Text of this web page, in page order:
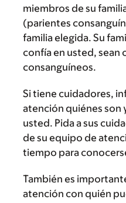
miembros de su
(parientes
familia elegida. Su
confía en usted, sean
consanguíneos.
Si tiene cuidadores,
atención quiénes son
usted. Pida a sus
de su equipo de
tiempo para
También es
atención con quién